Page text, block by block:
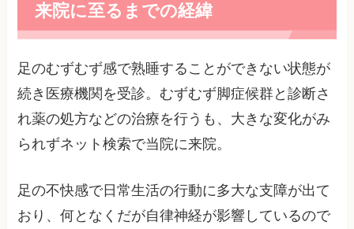
来院に至るまでの経緯
足のむずむず感で熟睡することができない状態が
続き医療機関を受診。むずむず脚症候群と診断さ
れ薬の処方などの治療を行うも、大きな変化がみ
られずネット検索で当院に来院。
足の不快感で日常生活の行動に多大な支障が出て
おり、何となくだが自律神経が影響しているので